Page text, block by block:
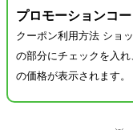
プロモーションコ
クーポン利用方法 ショ
の部分にチェックを入
の価格が表示されます。